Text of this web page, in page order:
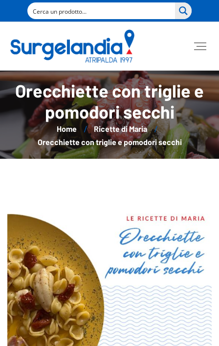
Orecchiette con triglie e
pomodori secchi
Home
Ricette di Maria
Orecchiette con triglie e pomodori secchi